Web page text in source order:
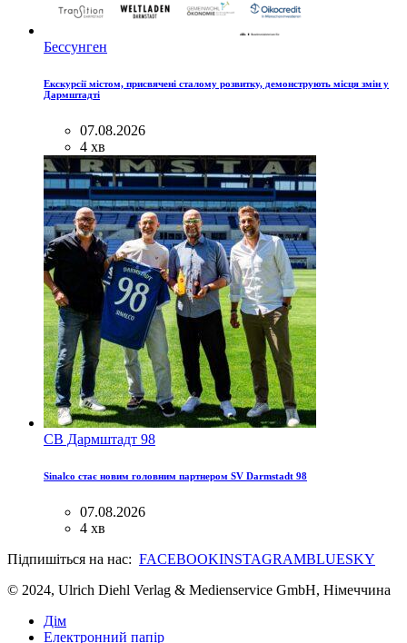
Бессунген
Екскурсії містом, присвячені сталому розвитку, демонструють місця змін у
Дармштадті
07.08.2026
4 хв
СВ Дармштадт 98
Sinalco стає новим головним партнером SV Darmstadt 98
07.08.2026
4 хв
Підпишіться на нас: FACEBOOKINSTAGRAMBLUESKY
© 2024, Ulrich Diehl Verlag & Medienservice GmbH, Німеччина
Дім
Електронний папір